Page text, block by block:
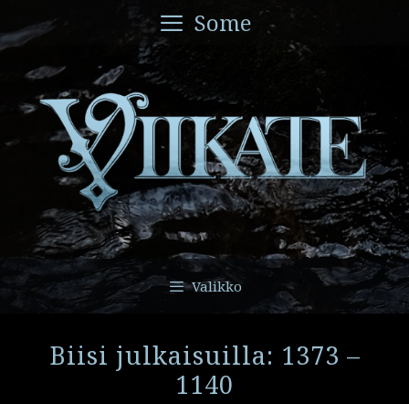
sisältöön
Some
Valikko
Biisi julkaisuilla: 1373 –
1140